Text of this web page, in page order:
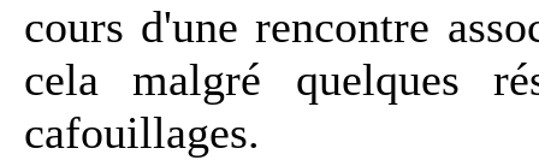
cours d'une rencontre
cela malgré quelques
cafouillages.